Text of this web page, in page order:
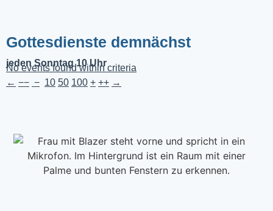
Gottesdienste demnächst
jeden Sonntag 10 Uhr
No events found within criteria
← −− − 10 50 100 + ++ →